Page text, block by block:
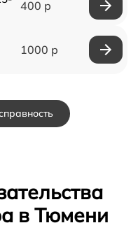
400 р
1000 р
в Тюмени